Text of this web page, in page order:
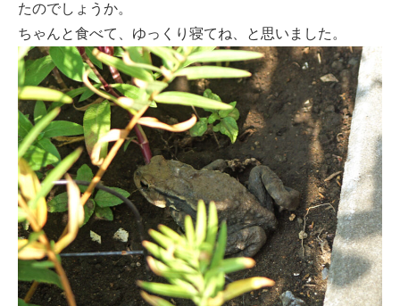
たのでしょうか。
ちゃんと食べて、ゆっくり寝てね、と思いました。